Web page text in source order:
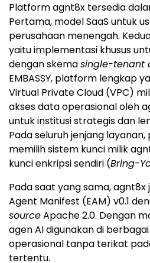
Platform agnt8x tersedia
Pertama, model SaaS untuk
perusahaan menengah.
yaitu implementasi khusus
dengan skemasingle-tenant
EMBASSY, platform lengkap
Virtual Private Cloud (VPC)
akses data operasional oleh
untuk institusi strategis dan
Pada seluruh jenjang
memilih sistem kunci milik
kunci enkripsi sendiri (Bring-
Pada saat yang sama, agnt8x
Agent Manifest (EAM) v0.1
sourceApache 2.0. Dengan
agen AI digunakan di
operasional tanpa terikat
tertentu.